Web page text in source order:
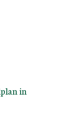
in